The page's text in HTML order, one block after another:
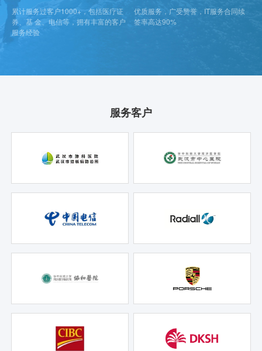
累计服务过客户1000+，包括医疗证
券、基 金、电信等，拥有丰富的客户
服务经验
优质服务，广受赞誉，IT服务合同续
签率高达90%
服务客户